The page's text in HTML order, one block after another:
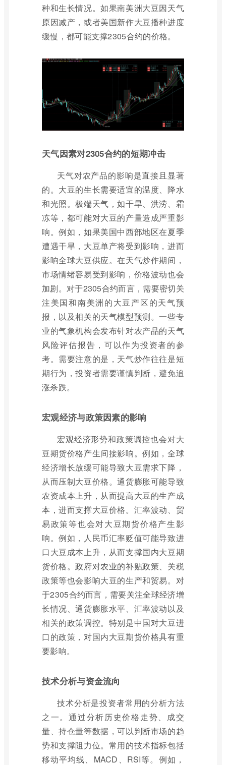
种和生长情况。如果南美洲大豆因天气
原因减产，或者美国新作大豆播种进度
缓慢，都可能支撑2305合约的价格。
天气因素对2305合约的短期冲击
天气对农产品的影响是直接且显著
的。大豆的生长需要适宜的温度、降水
和光照。极端天气，如干旱、洪涝、霜
冻等，都可能对大豆的产量造成严重影
响。例如，如果美国中西部地区在夏季
遭遇干旱，大豆单产将受到影响，进而
影响全球大豆供应。在天气炒作期间，
市场情绪容易受到影响，价格波动也会
加剧。对于2305合约而言，需要密切关
注美国和南美洲的大豆产区的天气预
报，以及相关的天气模型预测。一些专
业的气象机构会发布针对农产品的天气
风险评估报告，可以作为投资者的参
考。需要注意的是，天气炒作往往是短
期行为，投资者需要谨慎判断，避免追
涨杀跌。
宏观经济与政策因素的影响
宏观经济形势和政策调控也会对大
豆期货价格产生间接影响。例如，全球
经济增长放缓可能导致大豆需求下降，
从而压制大豆价格。通货膨胀可能导致
农资成本上升，从而提高大豆的生产成
本，进而支撑大豆价格。汇率波动、贸
易政策等也会对大豆期货价格产生影
响。例如，人民币汇率贬值可能导致进
口大豆成本上升，从而支撑国内大豆期
货价格。政府对农业的补贴政策、关税
政策等也会影响大豆的生产和贸易。对
于2305合约而言，需要关注全球经济增
长情况、通货膨胀水平、汇率波动以及
相关的政策调控。特别是中国对大豆进
口的政策，对国内大豆期货价格具有重
要影响。
技术分析与资金流向
技术分析是投资者常用的分析方法
之一。通过分析历史价格走势、成交
量、持仓量等数据，可以判断市场的趋
势和支撑阻力位。常用的技术指标包括
移动平均线、MACD、RSI等。例如，